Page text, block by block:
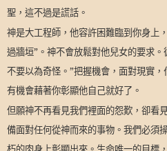
聖，這不過是謊話。
神是大工程師，他容許困難臨到你身上
過牆垣”。神不會放鬆對他兒女的要求。
不要以為奇怪。”把握機會，面對現實
有機會藉著你彰顯他自己就好了。
但願神不再看見我們裡面的怨歎，卻看
備面對任何從神而來的事物。我們必須